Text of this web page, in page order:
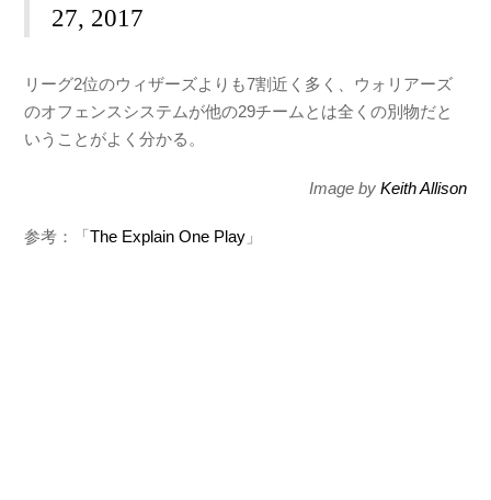
27, 2017
リーグ2位のウィザーズよりも7割近く多く、ウォリアーズ
のオフェンスシステムが他の29チームとは全くの別物だと
いうことがよく分かる。
Image by Keith Allison
参考：「The Explain One Play 」